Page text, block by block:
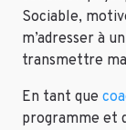
Sociable,
m’adresser à
transmettre
En tant que
programme et